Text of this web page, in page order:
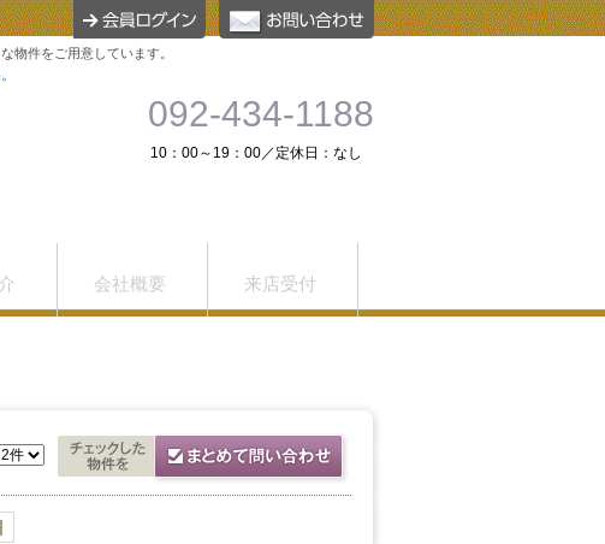
物件をご用意しています。
092-434-1188
10：00～19：00／定休日：なし
会社概要 来店受付